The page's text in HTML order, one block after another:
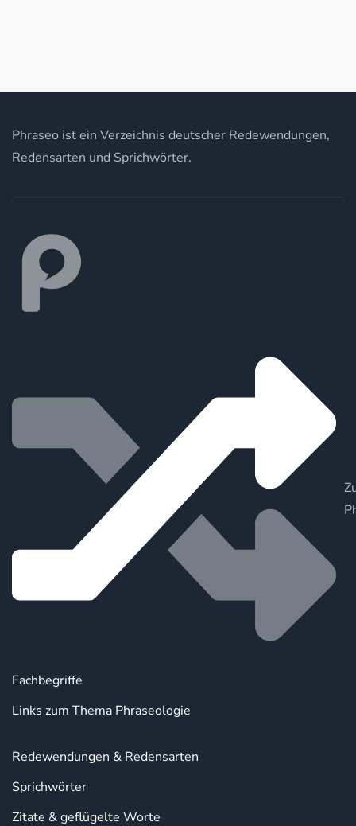
Phraseo ist ein Verzeichnis deutscher Redewendungen,
Redensarten und Sprichwörter.
Fachbegriffe
Links zum Thema Phraseologie
Redewendungen & Redensarten
Sprichwörter
Zitate & geflügelte Worte